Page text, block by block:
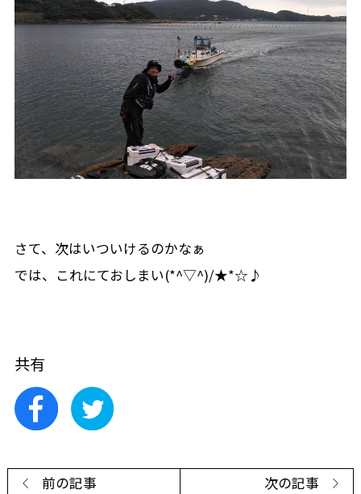
さて、次はいついけるのかなぁ
では、これにておしまい(*^▽^)/★*☆♪
共有
前の記事 次の記事